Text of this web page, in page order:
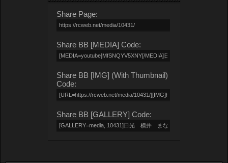
Share Page:
Share BB [MEDIA] Code:
Share BB [IMG] (With Thumbnail)
Code:
Share BB [GALLERY] Code: